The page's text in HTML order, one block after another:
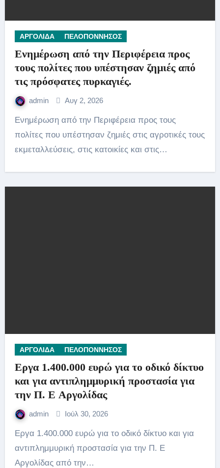
ΑΡΓΟΛΙΔΑ ΠΕΛΟΠΟΝΝΗΣΟΣ
Ενημέρωση από την Περιφέρεια προς
τους πολίτες που υπέστησαν ζημιές από
τις πρόσφατες πυρκαγιές.
admin Αυγ 2, 2026
Ενημέρωση από την Περιφέρεια προς τους
πολίτες που υπέστησαν ζημιές στις αγροτικές τους
εκμεταλλεύσεις, στις κατοικίες και στις…
ΑΡΓΟΛΙΔΑ ΠΕΛΟΠΟΝΝΗΣΟΣ
Εργα 1.400.000 ευρώ για το οδικό δίκτυο
και για αντιπλημμυρική προστασία για
την Π. Ε Αργολίδας
admin Ιούλ 30, 2026
Εργα 1.400.000 ευρώ για το οδικό δίκτυο και για
αντιπλημμυρική προστασία για την Π. Ε
Αργολίδας από την…